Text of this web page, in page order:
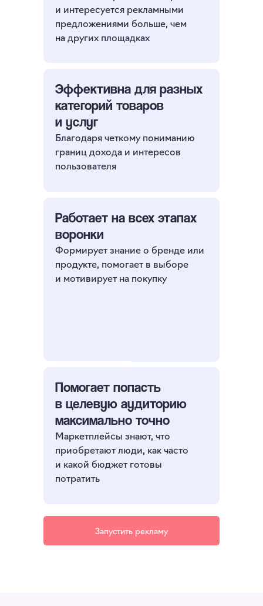
Работает на всех этапах
воронки
Формирует знание о бренде или
продукте, помогает в выборе
и мотивирует на покупку
и интересуется рекламными
предложениями больше, чем
на других площадках
Запустить рекламу
Эффективна для разных
категорий товаров
и услуг
Благодаря четкому пониманию
границ дохода и интересов
пользователя
Помогает попасть
в целевую аудиторию
максимально точно
Маркетплейсы знают, что
приобретают люди, как часто
и какой бюджет готовы
потратить